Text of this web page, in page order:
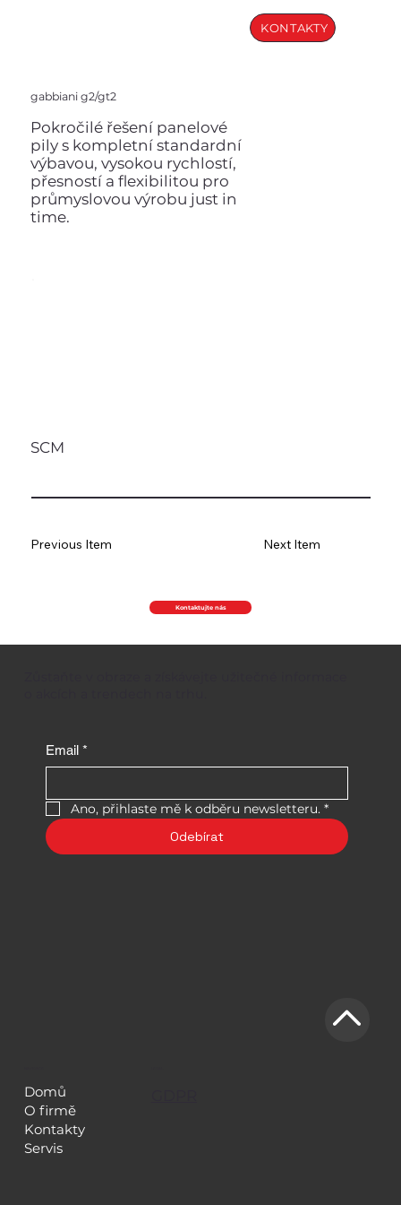
KONTAKTY
gabbiani g2/gt2
Pokročilé řešení panelové
pily s kompletní standardní
výbavou, vysokou rychlostí,
přesností a flexibilitou pro
průmyslovou výrobu just in
time.
SCM
Kontaktujte nás
Previous Item Next Item
Email *
Ano, přihlaste mě k odběru newsletteru. *
Odebírat
Domů
O firmě
Kontakty
Servis